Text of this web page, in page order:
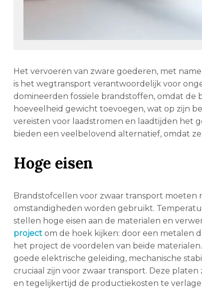
Het vervoeren van zware goederen, met
is het wegtransport verantwoordelijk voor
domineerden fossiele brandstoffen, omdat de
hoeveelheid gewicht toevoegen, wat op zijn
vereisten voor laadstromen en laadtijden het
bieden een veelbelovend alternatief, omdat
Hoge eisen
Brandstofcellen voor zwaar transport
omstandigheden worden gebruikt.
stellen hoge eisen aan de materialen en
projectom de hoek kijken: door een metalen
het project de voordelen van beide
goede elektrische geleiding, mechanische
cruciaal zijn voor zwaar transport. Deze
en tegelijkertijd de productiekosten te